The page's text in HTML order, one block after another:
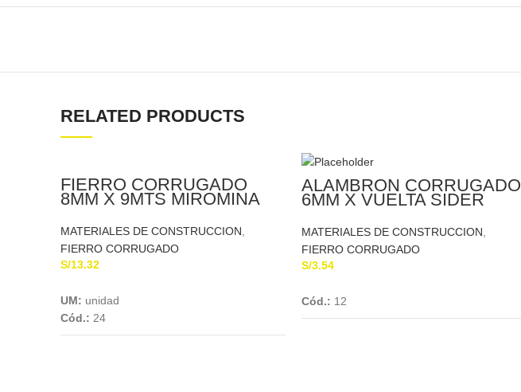
RELATED PRODUCTS
FIERRO CORRUGADO
8MM X 9MTS MIROMINA
MATERIALES DE CONSTRUCCION
FIERRO CORRUGADO
S/13.32
UM: unidad
Cód.: 24
ALAMBRON CORRUGADO
6MM X VUELTA SIDER
MATERIALES DE CONSTRUCCION
FIERRO CORRUGADO
S/3.54
Cód.: 12